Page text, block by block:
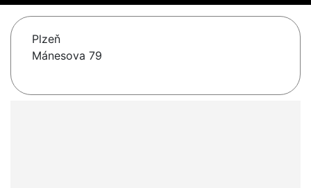
Plzeň
Mánesova 79